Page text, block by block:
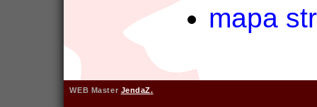
mapa
WEB Master JendaZ.